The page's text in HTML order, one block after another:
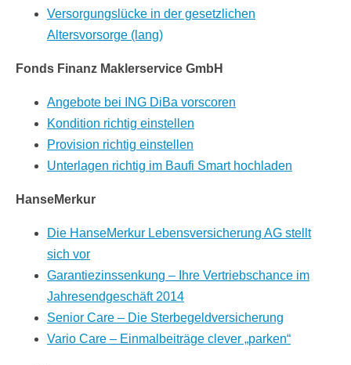
Versorgungslücke in der gesetzlichen
Altersvorsorge (lang)
Fonds Finanz Maklerservice GmbH
Angebote bei ING DiBa vorscoren
Kondition richtig einstellen
Provision richtig einstellen
Unterlagen richtig im Baufi Smart hochladen
HanseMerkur
Die HanseMerkur Lebensversicherung AG stellt
sich vor
Garantiezinssenkung – Ihre Vertriebschance im
Jahresendgeschäft 2014
Senior Care – Die Sterbegeldversicherung
Vario Care – Einmalbeiträge clever „parken“